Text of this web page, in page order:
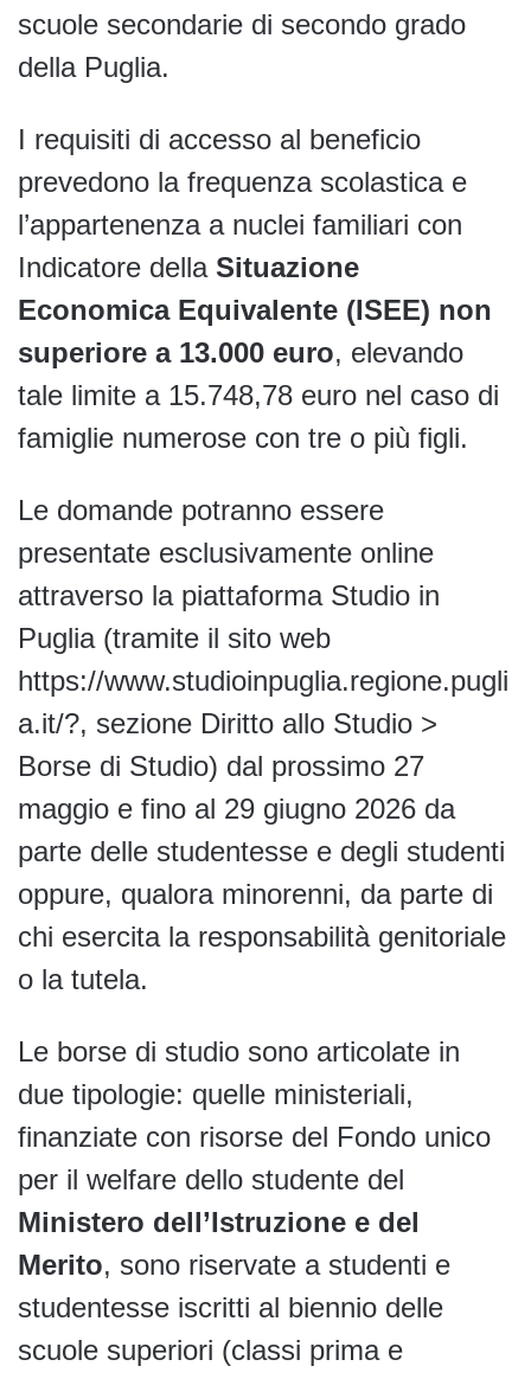
scuole secondarie di secondo grado
della Puglia.
I requisiti di accesso al beneficio
prevedono la frequenza scolastica e
l’appartenenza a nuclei familiari con
Indicatore della Situazione
Economica Equivalente (ISEE) non
superiore a 13.000 euro, elevando
tale limite a 15.748,78 euro nel caso di
famiglie numerose con tre o più figli.
Le domande potranno essere
presentate esclusivamente online
attraverso la piattaforma Studio in
Puglia (tramite il sito web
https://www.studioinpuglia.regione.pugli
a.it/?, sezione Diritto allo Studio >
Borse di Studio) dal prossimo 27
maggio e fino al 29 giugno 2026 da
parte delle studentesse e degli studenti
oppure, qualora minorenni, da parte di
chi esercita la responsabilità genitoriale
o la tutela.
Le borse di studio sono articolate in
due tipologie: quelle ministeriali,
finanziate con risorse del Fondo unico
per il welfare dello studente del
Ministero dell’Istruzione e del
Merito, sono riservate a studenti e
studentesse iscritti al biennio delle
scuole superiori (classi prima e